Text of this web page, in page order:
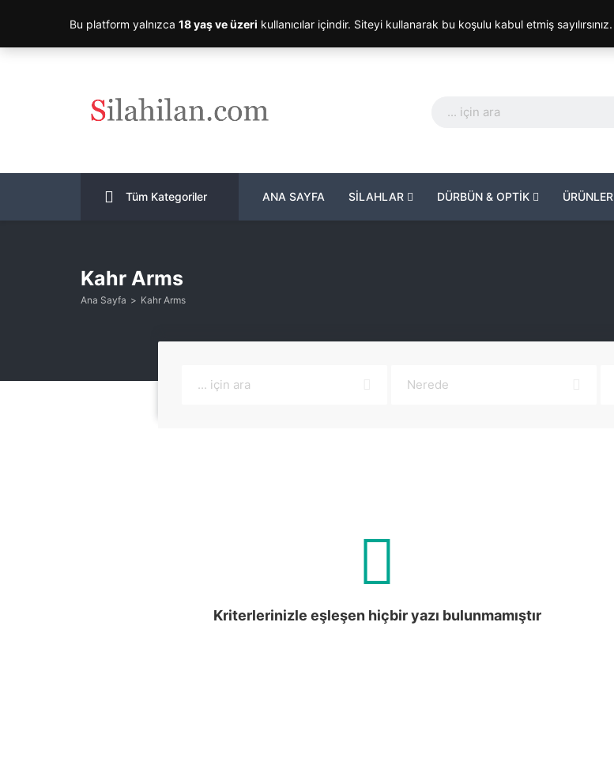
Tüm Kategoriler ANA SAYFA SİLAHLAR DÜRBÜN & OPTİK ÜRÜNLER
Kahr Arms
Ana Sayfa Kahr Arms
Kriterlerinizle eşleşen hiçbir yazı bulunmamıştır
Bu platform yalnızca 18 yaş ve üzeri kullanıcılar içindir. Siteyi kullanarak bu koşulu kabul etmiş sayılırsınız.